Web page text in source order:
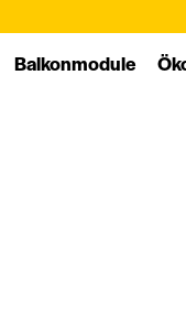
Balkon­module